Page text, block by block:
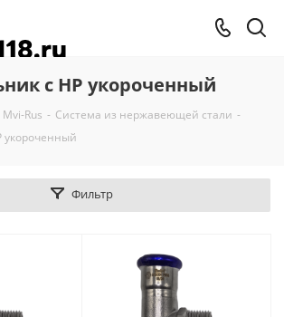
с НР укороченный
Mvi-Rus - Система из нержавеющей стали -
укороченный
Фильтр